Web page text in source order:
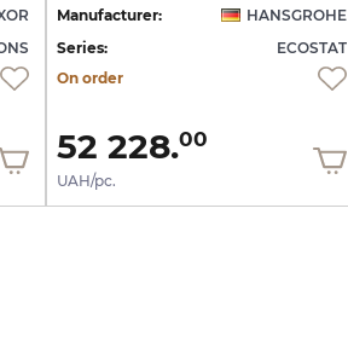
Manufacturer:
HANSGROHE
Series:
ECOSTAT
On order
52 228.00
UAH/pc.